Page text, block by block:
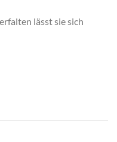
lässt sie sich